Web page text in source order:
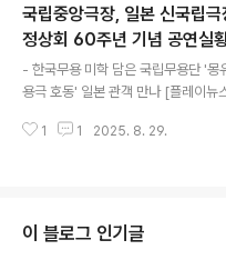
공연 추진 [플레이뉴스 문성식기자]
상회)는 올 하반기 ‘경기도예술단 찾
찾기'’ 사업을 시행한다. '예술즐겨찾
기도무용단, 경기시나위오케스트라,
트라, 경기팝스앙상블로 구성된 경기
을 경기도 31개 시·군 소재 주요 공연
국립중앙극장, 일본 신국립
정상회 60주년 기념 공연실
최
- 한국무용 미학 담은 국립무용단 '
용극 호동' 일본 관객 만나 [플레이뉴
일본 도쿄 신국립극장에서 국립극장
은 한일 문화교류 촉진을 위한 업무협
의 일환이다. 국립극장은 지난 2월 8
1 1 2025. 8. 29.
이 블로그 인기글